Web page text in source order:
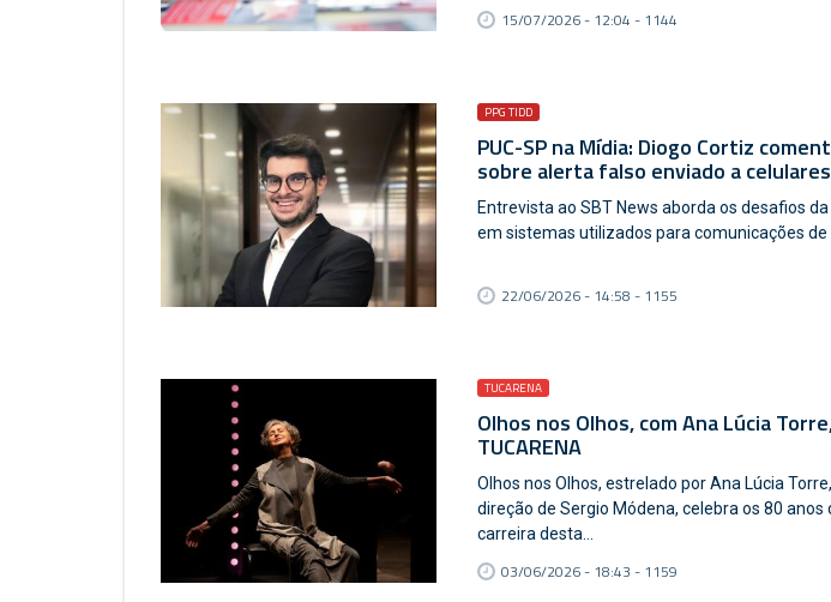
15/07/2026 - 12:04 - 1144
PPG TIDD
PUC-SP na Mídia: Diogo Cortiz
sobre alerta falso enviado a celulares
Entrevista ao SBT News aborda os desafios
em sistemas utilizados para comunicações
22/06/2026 - 14:58 - 1155
TUCARENA
Olhos nos Olhos, com Ana Lúcia
TUCARENA
Olhos nos Olhos, estrelado por Ana Lúcia
direção de Sergio Módena, celebra os 80 anos
carreira desta...
03/06/2026 - 18:43 - 1159